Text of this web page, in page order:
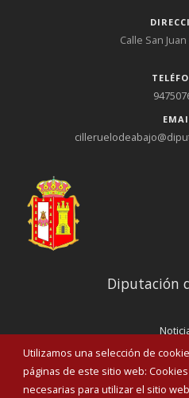
Utilizamos una selección de
páginas de este sitio web:
necesarias para utilizar el sitio
Calle San
Diputación
Corporación
Teléfonos